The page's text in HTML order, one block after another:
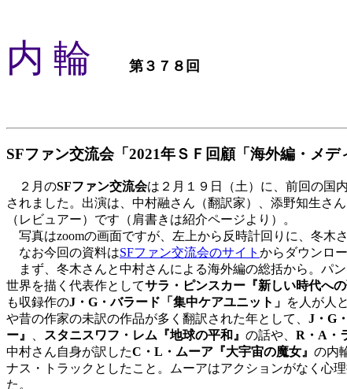
内 輪 第３７８回
SFファン交流会「2021年ＳＦ回顧「海外編・メデ
２月のSFファン交流会は２月１９日（土）に、前回の国
されました。出演は、中村融さん（翻訳家）、添野知生さ
（レビュアー）です（肩書きは紹介ページより）。
写真はzoomの画面ですが、左上から反時計回りに、冬木
なお今回の資料はSFファン交流会のサイト からダウンロ
まず、冬木さんと中村さんによる海外編の総括から。パ
世界を描く代表作としてサラ・ピンスカー『新しい時代への
も収録作のJ・G・バラード「集中ケアユニット」 を人が人
や昔の作家の未訳の作品が多く翻訳された年として、 J・G
ー』
、 スタニスワフ・レム『地球の平和』 の話や、 R・A・
中村さん自身が訳したC・L・ムーア『大宇宙の魔女』 の内
ナス・トラックとしたこと。ムーアはアクションがなく心
た。